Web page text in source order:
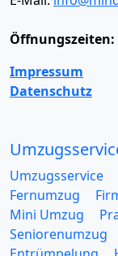
Öffnungszeiten:
Impressum
Datenschutz
Umzugsservice
Fernumzug
Mini Umzug
Seniorenumzug